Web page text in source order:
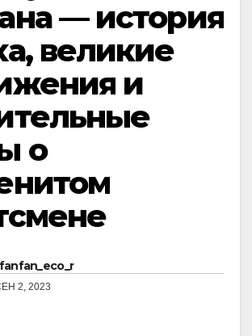
— история
великие
и
о
fanfan_eco_r
2, 2023